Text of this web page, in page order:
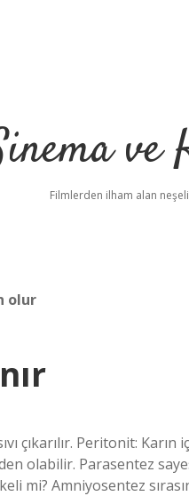
ve
Filmlerden ilham alan
olur
çıkarılır. Peritonit:
olabilir. Parasentez
mi? Amniyosentez